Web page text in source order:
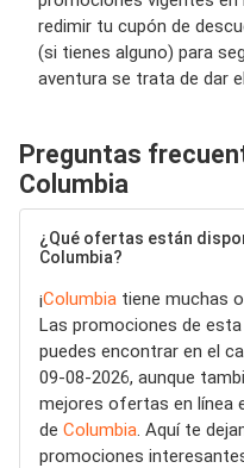
redimir tu cupón de
(si tienes alguno) para
aventura se trata de dar
Preguntas
Columbia
¿Qué ofertas están
Columbia?
¡Columbia tiene muchas
Las promociones de
puedes encontrar en el
09-08-2026, aunque
mejores ofertas en línea
de Columbia. Aquí te
promociones